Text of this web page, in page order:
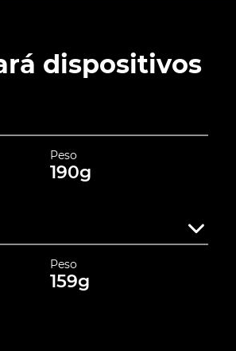
dispositivos
Peso
190g
Peso
159g